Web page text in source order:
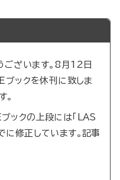
ございます。8月12日
ブックを休刊に致しま
。
クの上段には「LAS
に修正しています。記事